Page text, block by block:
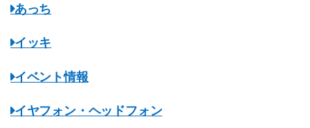
あっち
イッキ
イベント情報
イヤフォン・ヘッドフォン